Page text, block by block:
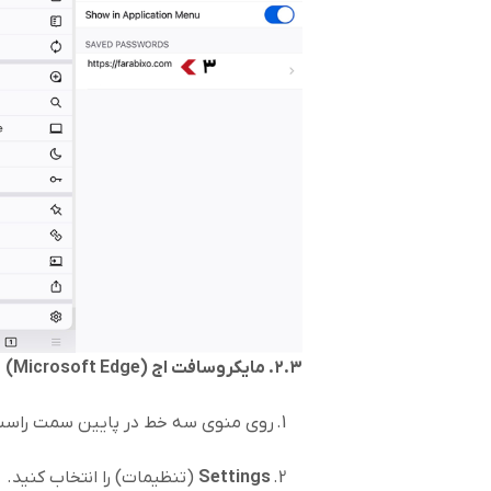
۲.۳. مایکروسافت اج ( Microsoft Edge
)
Settings (تنظیمات) را انتخاب کنید.